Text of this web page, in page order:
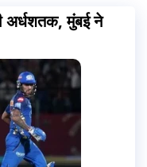
अर्धशतक, मुंबई ने